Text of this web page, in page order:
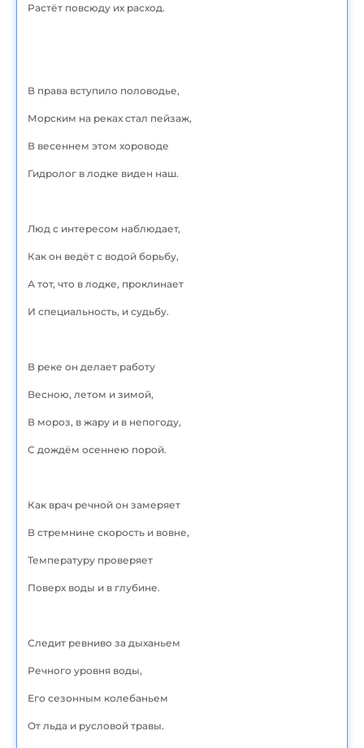
Растёт повсюду их расход.
В права вступило половодье,
Морским на реках стал пейзаж,
В весеннем этом хороводе
Гидролог в лодке виден наш.
Люд с интересом наблюдает,
Как он ведёт с водой борьбу,
А тот, что в лодке, проклинает
И специальность, и судьбу.
В реке он делает работу
Весною, летом и зимой,
В мороз, в жару и в непогоду,
С дождём осеннею порой.
Как врач речной он замеряет
В стремнине скорость и вовне,
Температуру проверяет
Поверх воды и в глубине.
Следит ревниво за дыханьем
Речного уровня воды,
Его сезонным колебаньем
От льда и русловой травы.